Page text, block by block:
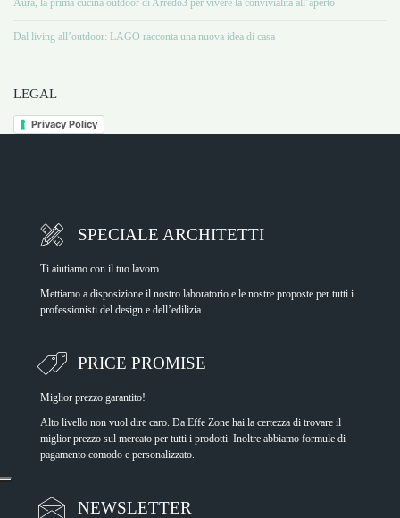
Aura, la prima cucina outdoor di Arredo3 per vivere la convivialità all’aperto
Dal living all’outdoor: LAGO racconta una nuova idea di casa
LEGAL
Privacy Policy
SPECIALE ARCHITETTI
Ti aiutiamo con il tuo lavoro.
Mettiamo a disposizione il nostro laboratorio e le nostre proposte per tutti i
professionisti del design e dell’edilizia.
PRICE PROMISE
Miglior prezzo garantito!
Alto livello non vuol dire caro. Da Effe Zone hai la certezza di trovare il
miglior prezzo sul mercato per tutti i prodotti. Inoltre abbiamo formule di
pagamento comodo e personalizzato.
NEWSLETTER